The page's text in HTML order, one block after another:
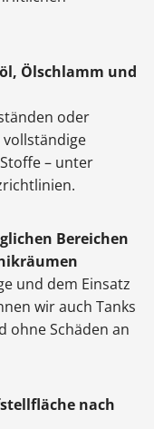
Ölschlamm und
oder
– unter
Bereichen
und dem Einsatz
wir auch Tanks
ohne Schäden an
nach